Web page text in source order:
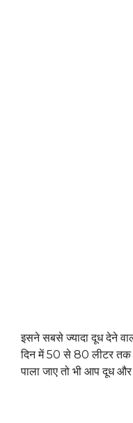
इसने सबसे ज्यादा दूध देने
दिन में 50 से 80 लीटर तक
पाला जाए तो भी आप दूध